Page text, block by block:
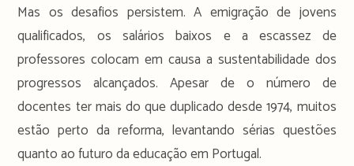
Mas os desafios persistem. A emigração de jovens
qualificados, os salários baixos e a escassez de
professores colocam em causa a sustentabilidade dos
progressos alcançados. Apesar de o número de
docentes ter mais do que duplicado desde 1974, muitos
estão perto da reforma, levantando sérias questões
quanto ao futuro da educação em Portugal.